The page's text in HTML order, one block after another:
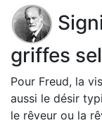
griffes
Pour Freud, la
aussi le désir
le rêveur ou la